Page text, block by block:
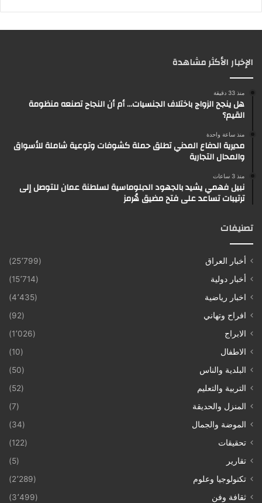
الإخبار الأكثر مشاهدة
منذ 33 دقيقة
هل ينجح الزواج باختلاف الجنسيات… أم أن النجاح تصنعه منظومة
القيم؟
منذ ساعة واحدة
مديرية الدفاع المدني تطلق حملة كشوفات وتوعية شاملة للأسواق
والمحال التجارية
منذ 3 ساعات
نبيل فهمي يشيد بالجهود الدبلوماسية لسلطنة عمان للتوصل إلى
ترتيبات تساعد على فتح مضيق هُرمز
تصنيفات
أخبار العراق
(25٬799)
أخبار دولية
(15٬714)
اخبار رياضية
(4٬435)
افراح وتهاني
(92)
الابراج
(1٬026)
الاطفال
(10)
البلدية والناس
(50)
التربية والتعليم
(52)
المنزل والحديقة
(7)
الموضة والجمال
(34)
تحقيقات
(122)
تقارير
(5)
تكنولوجيا وعلوم
(2٬289)
ثقافة وفن
(3٬499)